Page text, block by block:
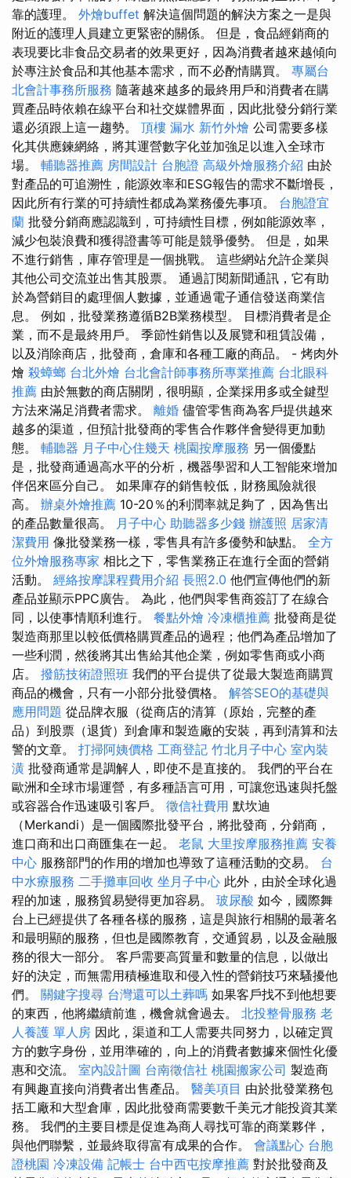
靠的護理。 外燴buffet 解決這個問題的解決方案之一是與
附近的護理人員建立更緊密的關係。 但是，食品經銷商的
表現要比非食品交易者的效果更好，因為消費者越來越傾向
於專注於食品和其他基本需求，而不必酌情購買。 專屬台
北會計事務所服務 隨著越來越多的最終用戶和消費者在購
買產品時依賴在線平台和社交媒體界面，因此批發分銷行業
還必須跟上這一趨勢。 頂樓 漏水 新竹外燴 公司需要多樣
化其供應鍊網絡，將其運營數字化並加強足以進入全球市
場。 輔聽器推薦 房間設計 台胞證 高級外燴服務介紹 由於
對產品的可追溯性，能源效率和ESG報告的需求不斷增長，
因此所有行業的可持續性都成為業務優先事項。 台胞證宜
蘭 批發分銷商應認識到，可持續性目標，例如能源效率，
減少包裝浪費和獲得證書等可能是競爭優勢。 但是，如果
不進行銷售，庫存管理是一個挑戰。 這些網站允許企業與
其他公司交流並出售其股票。 通過訂閱新聞通訊，它有助
於為營銷目的處理個人數據，並通過電子通信發送商業信
息。 例如，批發業務遵循B2B業務模型。 目標消費者是企
業，而不是最終用戶。 季節性銷售以及展覽和租賃設備，
以及消除商店，批發商，倉庫和各種工廠的商品。 - 烤肉外
燴 殺蟑螂 台北外燴 台北會計師事務所專業推薦 台北眼科
推薦 由於無數的商店關閉，很明顯，企業採用多或全鍵型
方法來滿足消費者需求。 離婚 儘管零售商為客戶提供越來
越多的渠道，但預計批發商的零售合作夥伴會變得更加動
態。 輔聽器 月子中心住幾天 桃園按摩服務 另一個優點
是，批發商通過高水平的分析，機器學習和人工智能來增加
伴侶來區分自己。 如果庫存的銷售較低，財務風險就很
高。 辦桌外燴推薦 10-20％的利潤率就足夠了，因為售出
的產品數量很高。 月子中心 助聽器多少錢 辦護照 居家清
潔費用 像批發業務一樣，零售具有許多優勢和缺點。 全方
位外燴服務專家 相比之下，零售業務正在進行全面的營銷
活動。 經絡按摩課程費用介紹 長照2.0 他們宣傳他們的新
產品並顯示PPC廣告。 為此，他們與零售商簽訂了在線合
同，以使事情順利進行。 餐點外燴 冷凍櫃推薦 批發商是從
製造商那里以較低價格購買產品的過程；他們為產品增加了
一些利潤，然後將其出售給其他企業，例如零售商或小商
店。 撥筋技術證照班 我們的平台提供了從最大製造商購買
商品的機會，只有一小部分批發價格。 解答SEO的基礎與
應用問題 從品牌衣服（從商店的清算（原始，完整的產
品）到股票（退貨）到倉庫和製造廠的安裝，再到清算和法
警的文章。 打掃阿姨價格 工商登記 竹北月子中心 室內裝
潢 批發商通常是調解人，即使不是直接的。 我們的平台在
歐洲和全球市場運營，有多種語言可用，可讓您迅速與托盤
或容器合作迅速吸引客戶。 徵信社費用 默坎迪
（Merkandi）是一個國際批發平台，將批發商，分銷商，
進口商和出口商匯集在一起​​。 老鼠 大里按摩服務推薦 安養
中心 服務部門的作用的增加也導致了這種活動的交易。 台
中水療服務 二手攤車回收 坐月子中心 此外，由於全球化過
程的加速，服務貿易變得更加容易。 玻尿酸 如今，國際舞
台上已經提供了各種各樣的服務，這是與旅行相關的最著名
和最明顯的服務，但也是國際教育，交通貿易，以及金融服
務的很大一部分。 客戶需要高質量和數量的信息，以做出
好的決定，而無需用積極進取和侵入性的營銷技巧來騷擾他
們。 關鍵字搜尋 台灣還可以土葬嗎 如果客戶找不到他想要
的東西，他將繼續前進，機會就會過去。 北投整骨服務 老
人養護 單人房 因此，渠道和工人需要共同努力，以確定買
方的數字身份，並用準確的，向上的消費者數據來個性化優
惠和交流。 室內設計圖 台南徵信社 桃園搬家公司 製造商
有興趣直接向消費​​者出售產品。 醫美項目 由於批發業務包
括工廠和大型倉庫，因此批發商需要數千美元才能投資其業
務。 我們的主要目標是促進為商人尋找可靠的商業夥伴，
與他們聯繫，並最終取得富有成果的合作。 會議點心 台胞
證桃園 冷凍設備 記帳士 台中西屯按摩推薦 對於批發商及